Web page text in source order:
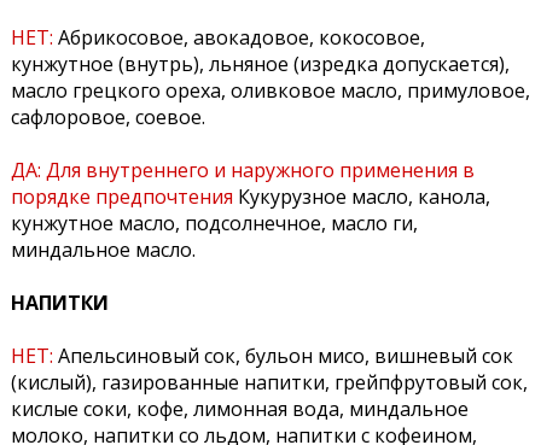
НЕТ: Абрикосовое, авокадовое, кокосовое,
кунжутное (внутрь), льняное (изредка допускается),
масло грецкого ореха, оливковое масло, примуловое,
сафлоровое, соевое.
ДА: Для внутреннего и наружного применения в
порядке предпочтения Кукурузное масло, канола,
кунжутное масло, подсолнечное, масло ги,
миндальное масло.
НАПИТКИ
НЕТ: Апельсиновый сок, бульон мисо, вишневый сок
(кислый), газированные напитки, грейпфрутовый сок,
кислые соки, кофе, лимонная вода, миндальное
молоко, напитки со льдом, напитки с кофеином,